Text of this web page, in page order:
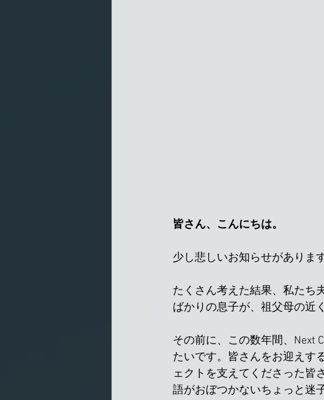
皆さん、こんにちは。
少し悲しいお知らせがあります
たくさん考えた結果、私たち
ばかりの息子が、祖父母の近
その前に、この数年間、Next
たいです。皆さんをお迎えす
ェクトを支えてくださった皆
語がおぼつかないちょっと迷